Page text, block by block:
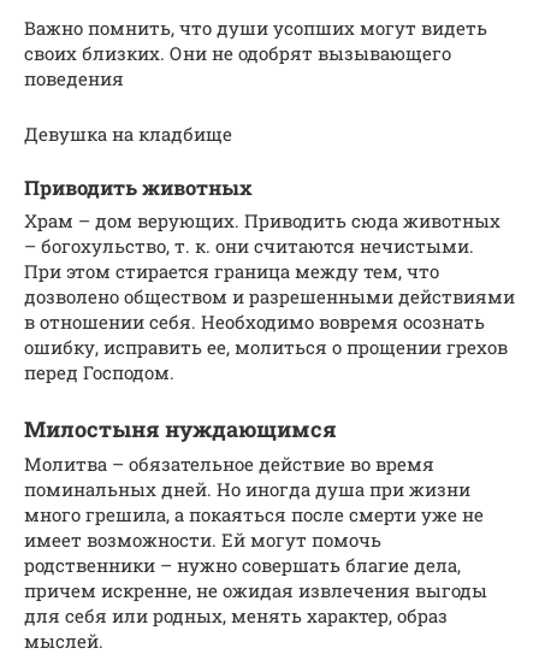
Важно помнить, что души усопших могут видеть
своих близких. Они не одобрят вызывающего
поведения
Девушка на кладбище
Приводить животных
Храм – дом верующих. Приводить сюда животных
– богохульство, т. к. они считаются нечистыми.
При этом стирается граница между тем, что
дозволено обществом и разрешенными действиями
в отношении себя. Необходимо вовремя осознать
ошибку, исправить ее, молиться о прощении грехов
перед Господом.
Милостыня нуждающимся
Молитва – обязательное действие во время
поминальных дней. Но иногда душа при жизни
много грешила, а покаяться после смерти уже не
имеет возможности. Ей могут помочь
родственники – нужно совершать благие дела,
причем искренне, не ожидая извлечения выгоды
для себя или родных, менять характер, образ
мыслей.